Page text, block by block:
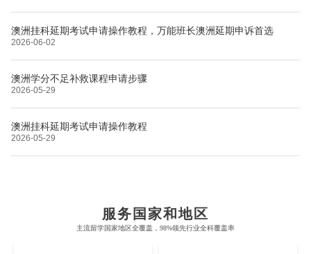
澳洲挂科延期考试申请操作教程，万能班长澳洲延期申诉首选
2026-06-02
澳洲学分不足补救课程申请步骤
2026-05-29
澳洲挂科延期考试申请操作教程
2026-05-29
服务国家和地区
主流留学国家地区全覆盖，98%领先行业全科覆盖率
新南威尔士大学
麻省理工学院 多伦多大学